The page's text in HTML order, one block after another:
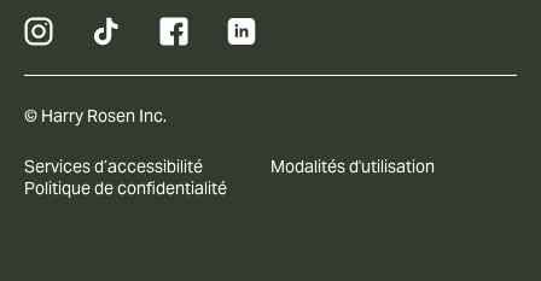
© Harry Rosen Inc.
Services d’accessibilité
Modalités d'utilisation
Politique de confidentialité